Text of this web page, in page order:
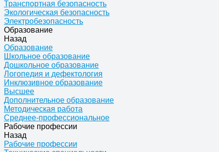
Транспортная безопасность
Экологическая безопасность
Электробезопасность
Образование
Назад
Образование
Школьное образование
Дошкольное образование
Логопедия и дефектология
Инклюзивное образование
Высшее
Дополнительное образование
Методическая работа
Среднее-профессиональное
Рабочие профессии
Назад
Рабочие профессии